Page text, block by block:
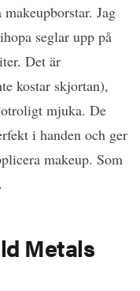
Jag
seglar upp på
Det är
kostar skjortan),
otroligt mjuka. De
i handen och ger
makeup. Som
Metals